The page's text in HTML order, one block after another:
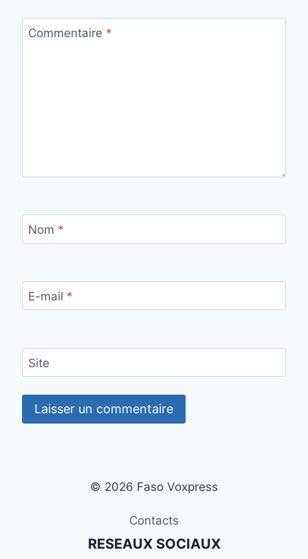
Commentaire *
Nom *
E-mail *
Site
© 2026 Faso Voxpress
Contacts
RESEAUX SOCIAUX